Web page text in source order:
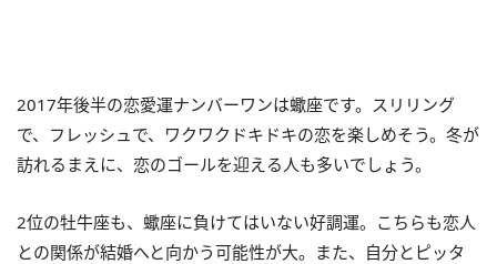
2017年後半の恋愛運ナンバーワンは蠍座です。スリリング
で、フレッシュで、ワクワクドキドキの恋を楽しめそう。冬が
訪れるまえに、恋のゴールを迎える人も多いでしょう。
2位の牡牛座も、蠍座に負けてはいない好調運。こちらも恋人
との関係が結婚へと向かう可能性が大。また、自分とピッタ